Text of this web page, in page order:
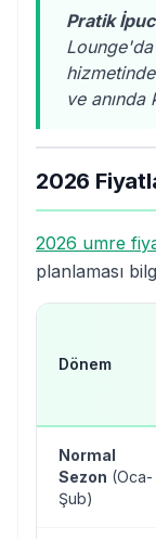
Pratik
Lounge'da
ve anında
2026
2026 umre
planlaması
Dönem
Normal
Sezon (Oca-
Şub)